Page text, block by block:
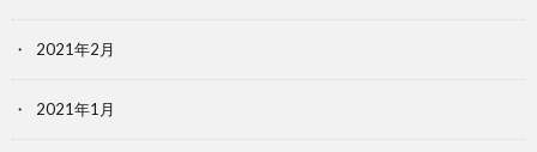
2021年2月
2021年1月